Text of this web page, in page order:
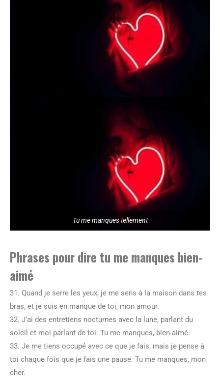
Tu me manques tellement
Phrases pour dire tu me manques bien-
aimé
31. Quand je serre les yeux, je me sens à la maison dans tes
bras, et je suis en manque de toi, mon amour.
32. J’ai des entretiens nocturnes avec la lune, parlant du
soleil et moi parlant de toi. Tu me manques, bien-aimé.
33. Je me tiens occupé avec ce que je fais, mais je pense à
toi chaque fois que je fais une pause. Tu me manques, mon
cher.